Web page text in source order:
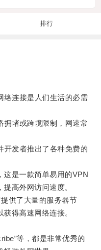
排行
连接是人们生活的必需
堵或跨境限制，网速常
发者推出了各种免费的
是一款简单易用的VPN
高外网访问速度。
供了大量的服务器节
得高速网络连接。
等，都是非常优秀的